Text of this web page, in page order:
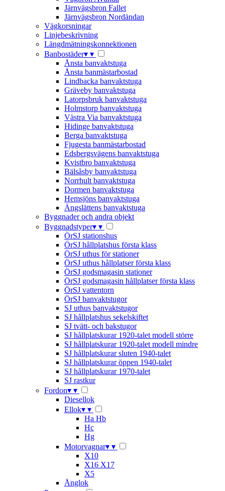
Järnvägsbron Fallet
Järnvägsbron Nordändan
Vägkorsningar
Linjebeskrivning
Längdmätningskonnektionen
Banbostäder▾ ▾
Ånsta banvaktstuga
Ånsta banmästarbostad
Lindbacka banvaktstuga
Gräveby banvaktstuga
Latorpsbruk banvaktstuga
Holmstorp banvaktstuga
Västra Via banvaktstuga
Hidinge banvaktstuga
Berga banvaktstuga
Fjugesta banmästarbostad
Edsbergsvägens banvaktstuga
Kvistbro banvaktstuga
Bälsåsby banvaktstuga
Norrhult banvaktstuga
Dormen banvaktstuga
Hemsjöns banvaktstuga
Ängslättens banvaktstuga
Byggnader och andra objekt
Byggnadstyper▾ ▾
ÖrSJ stationshus
ÖrSJ hållplatshus första klass
ÖrSJ uthus för stationer
ÖrSJ uthus hållplatser första klass
ÖrSJ godsmagasin stationer
ÖrSJ godsmagasin hållplatser första klass
ÖrSJ vattentorn
ÖrSJ banvaktstugor
SJ uthus banvaktstugor
SJ hållplatshus sekelskiftet
SJ tvätt- och bakstugor
SJ hållplatskurar 1920-talet modell större
SJ hållplatskurar 1920-talet modell mindre
SJ hållplatskurar sluten 1940-talet
SJ hållplatskurar öppen 1940-talet
SJ hållplatskurar 1970-talet
SJ rastkur
Fordon▾ ▾
Diesellok
Ellok▾ ▾
Ha Hb
Hc
Hg
Motorvagnar▾ ▾
X10
X16 X17
X5
Ånglok